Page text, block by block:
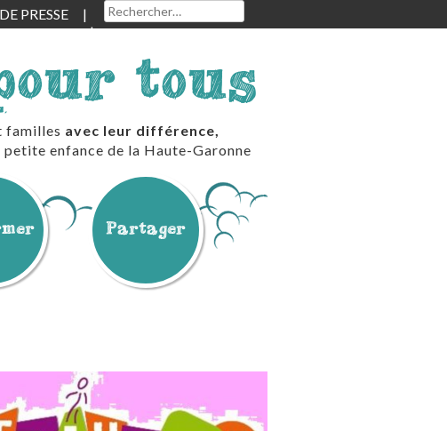
tous
familles avec leur différence,
petite enfance de la Haute-Garonne
Partager
PRESSE Rechercher :